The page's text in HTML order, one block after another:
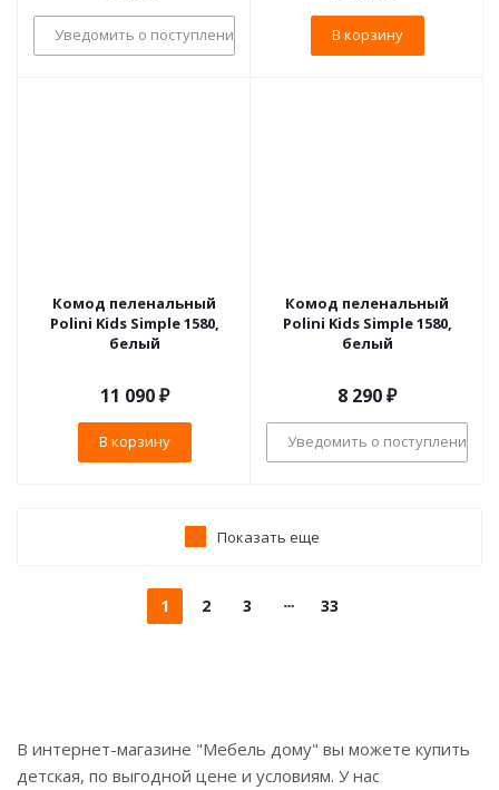
Уведомить о поступлении В корзину
Комод пеленальный
Polini Kids Simple 1580,
белый
11 090₽
В корзину
Комод пеленальный
Polini Kids Simple 1580,
белый
8 290₽
Уведомить о поступлении
Показать еще
1 2 3 33
В интернет-магазине "Мебель дому" вы можете купить
детская, по выгодной цене и условиям. У нас